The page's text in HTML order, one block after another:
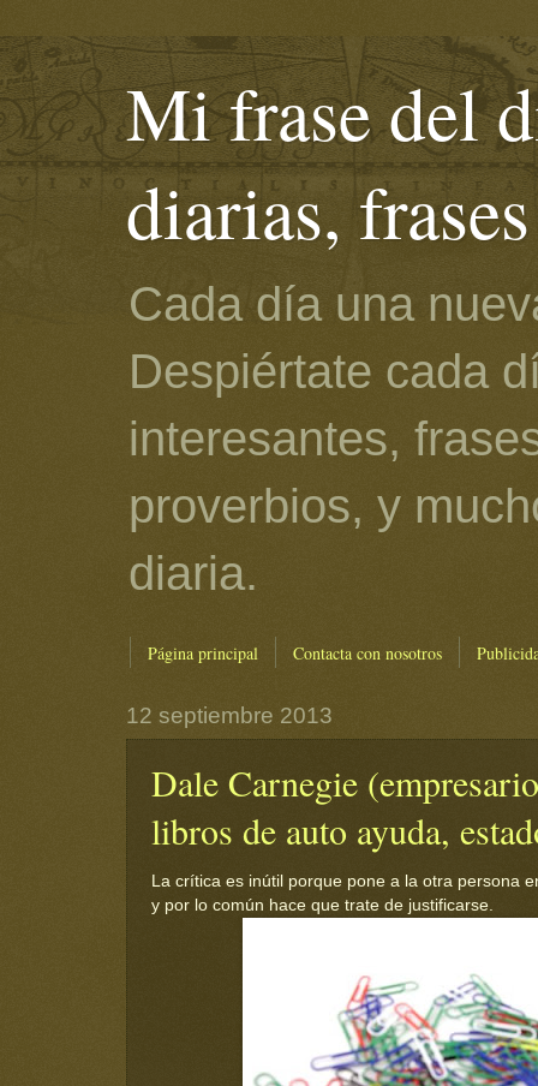
Mi frase del
diarias,
Cada día una
Despiértate cada
interesantes,
proverbios, y
diaria.
Página principal Contacta con nosotros
12 septiembre 2013
Dale Carnegie
libros de auto ayuda,
La crítica es inútil porque pone a la otra persona
y por lo común hace que trate de justificarse.